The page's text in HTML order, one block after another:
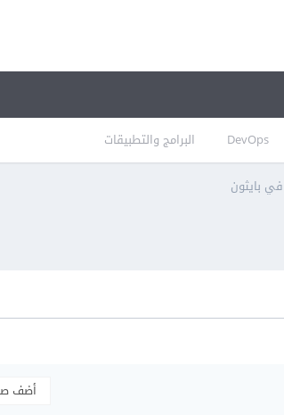
DevOps البرامج والتطبيقات
بايثون
أضف